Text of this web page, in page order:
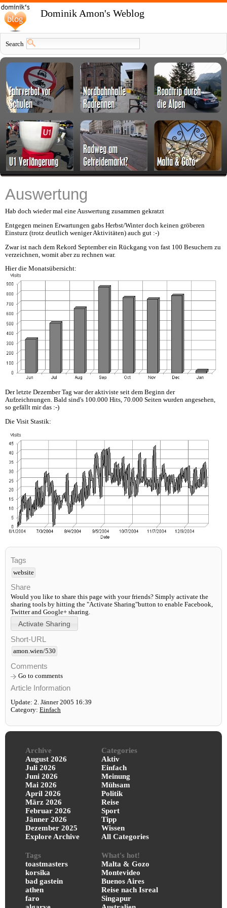
Dominik Amon's Weblog
Search
Auswertung
Hab doch wieder mal eine Auswertung zusammen gekratzt
Entgegen meinen Erwartungen gabs Herbst/Winter doch keinen gröberen
Einsturz (trotz deutlich weniger Aktivitäten) auch gut :-)
Zwar ist nach dem Rekord September ein Rückgang von fast 100 Besuchern zu
verzeichnen, womit aber zu rechnen war.
Hier die Monatsübersicht:
Der letzte Dezember Tag war der aktiviste seit dem Beginn der
Aufzeichnungen. Bald sind's 100.000 Hits, 70.000 Seiten wurden angesehen,
so gefällt mir das :-)
Die Visit Stastik:
Tags
website
Share
Would you like to share this page with your friends? Simply activate the
sharing tools by hitting the "Activate Sharing"button to enable Facebook,
Twitter and Google+ sharing.
Short-URL
amon.wien/530
Comments
Go to comments
Article Information
Update: 2. Jänner 2005 16:39
Category: Einfach
Archive
August 2026
Juli 2026
Juni 2026
Mai 2026
April 2026
März 2026
Februar 2026
Jänner 2026
Dezember 2025
Explore Archive
Categories
Aktiv
Einfach
Meinung
Mühsam
Politik
Reise
Sport
Tipp
Wissen
All Categories
Tags
toastmasters
korsika
bad gastein
athen
faro
What's hot!
Malta & Gozo
Montevideo
Buenos Aires
Reise nach Isreal
Singapur